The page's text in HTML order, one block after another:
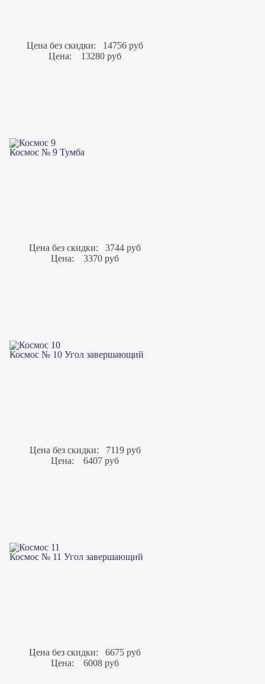
Цена без скидки:
14756 руб
Цена:
13280 руб
Космос № 9 Тумба
Цена без скидки:
3744 руб
Цена:
3370 руб
Космос № 10 Угол завершающий
Цена без скидки:
7119 руб
Цена:
6407 руб
Космос № 11 Угол завершающий
Цена без скидки:
6675 руб
Цена:
6008 руб